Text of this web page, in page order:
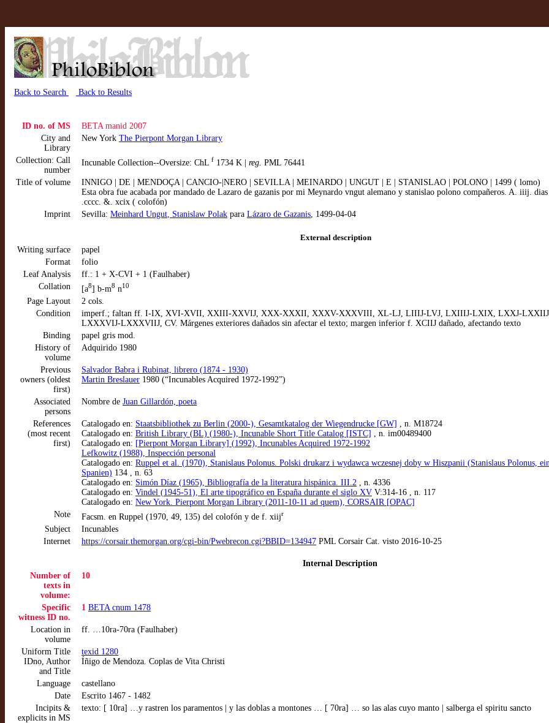
Back to Search Back to Results
ID no. of MS
BETA manid 2007
City and
Library
New York The Pierpont Morgan Library
Collection: Call
number
Incunable Collection--Oversize: ChL f 1734 K | reg. PML 76441
Title of volume
INNIGO | DE | MENDOÇA | CANCIO-|NERO | SEVILLA | MEINARDO | UNGUT | E | STANISLAO | POLONO | 1499 ( lomo)
Esta obra fue acabada por mandado de Lazaro de gazanis por mi Meynardo vngut alemano y stanislao polono compañeros. A. iiij.
.cccc. &. xcix ( colofón)
Imprint
Sevilla: Meinhard Ungut, Stanislaw Polak para Lázaro de Gazanis, 1499-04-04
External description
Writing surface
papel
Format
folio
Leaf Analysis
ff.: 1 + X-CVI + 1 (Faulhaber)
Collation
[a8] b-m8 n10
Page Layout
2 cols.
Condition
imperf.; faltan ff. I-IX, XVI-XVII, XXIII-XXVIJ, XXX-XXXII, XXXV-XXXVIII, XL-LJ, LIIIJ-LVJ, LXIIIJ-LXIX, LXXJ-
LXXXVIJ-LXXXVIIJ, CV. Márgenes exteriores dañados sin afectar el texto; margen inferior f. XCIIJ dañado, afectando texto
Binding
papel gris mod.
History of
volume
Adquirido 1980
Previous
owners (oldest
first)
Salvador Babra i Rubinat, librero (1874 - 1930)
Martin Breslauer 1980 (“Incunables Acquired 1972-1992”)
Associated
persons
Nombre de Juan Gillardón, poeta
References
(most recent
first)
Catalogado en: Staatsbibliothek zu Berlin (2000-), Gesamtkatalog der Wiegendrucke [GW] , n. M18724
Catalogado en: British Library (BL) (1980-), Incunable Short Title Catalog [ISTC] , n. im00489400
Catalogado en: [Pierpont Morgan Library] (1992), Incunables Acquired 1972-1992
Lefkowitz (1988), Inspección personal
Catalogado en: Ruppel et al. (1970), Stanislaus Polonus. Polski drukarz i wydawca wczesnej doby w Hiszpanii (Stanislaus Polonus,
Spanien) 134 , n. 63
Catalogado en: Simón Díaz (1965), Bibliografía de la literatura hispánica. III.2 , n. 4336
Catalogado en: Vindel (1945-51), El arte tipográfico en España durante el siglo XV V:314-16 , n. 117
Catalogado en: New York. Pierpont Morgan Library (2011-10-11 ad quem), CORSAIR [OPAC]
Note
Facsm. en Ruppel (1970, 49, 135) del colofón y de f. xiijr
Subject
Incunables
Internet
https://corsair.themorgan.org/cgi-bin/Pwebrecon.cgi?BBID=134947 PML Corsair Cat. visto 2016-10-25
Internal Description
Number of
texts in
volume:
10
Specific
witness ID no.
1 BETA cnum 1478
Location in
volume
ff. …10ra-70ra (Faulhaber)
Uniform Title
IDno, Author
and Title
texid 1280
Íñigo de Mendoza. Coplas de Vita Christi
Language
castellano
Date
Escrito 1467 - 1482
Incipits &
explicits in MS
texto: [ 10ra] …y rastren los paramentos | y las doblas a montones … [ 70ra] … so las alas cuyo manto | salberga el spiritu sancto